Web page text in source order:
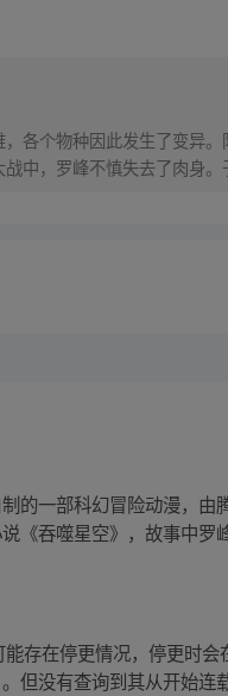
各个物种因此发生了变异
中，罗峰不慎失去了肉身
的一部科幻冒险动漫，
《吞噬星空》，故事中罗
存在停更情况，停更时
但没有查询到其从开始连